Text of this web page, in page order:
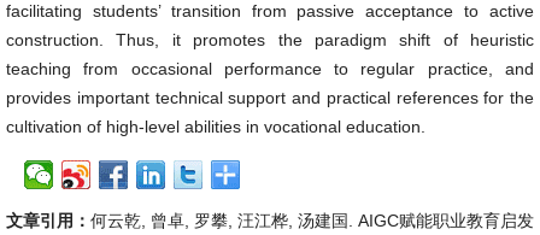
facilitating students’ transition from passive acceptance to active
construction. Thus, it promotes the paradigm shift of heuristic
teaching from occasional performance to regular practice, and
provides important technical support and practical references for the
cultivation of high-level abilities in vocational education.
文章引用： 何云乾, 曾卓, 罗攀, 汪江桦, 汤建国. AIGC赋能职业教育启发